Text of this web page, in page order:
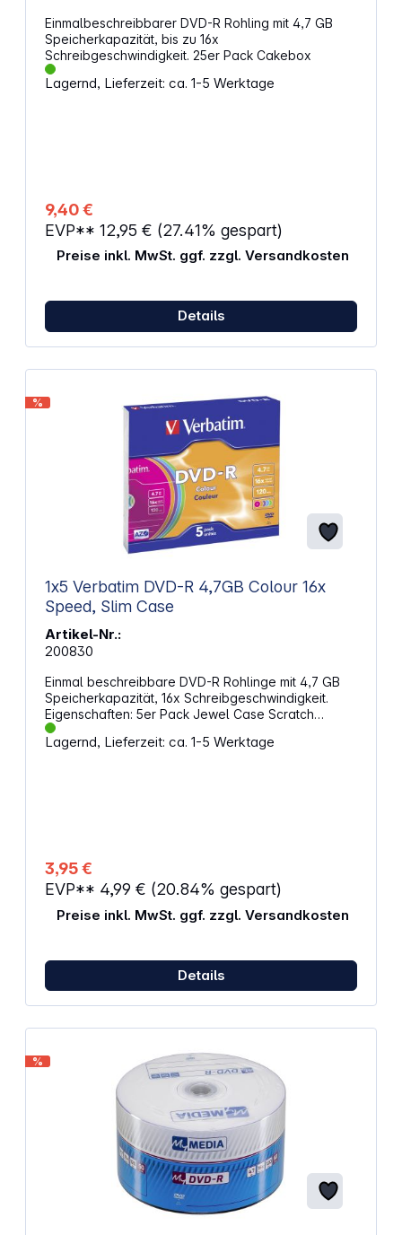
Einmalbeschreibbarer DVD-R Rohling mit 4,7 GB
Speicherkapazität, bis zu 16x
Schreibgeschwindigkeit. 25er Pack Cakebox
Lagernd, Lieferzeit: ca. 1-5 Werktage
9,40 €
EVP** 12,95 € (27.41% gespart)
Preise inkl. MwSt. ggf. zzgl. Versandkosten
Details
%
1x5 Verbatim DVD-R 4,7GB Colour 16x
Speed, Slim Case
Artikel-Nr.:
200830
Einmal beschreibbare DVD-R Rohlinge mit 4,7 GB
Speicherkapazität, 16x Schreibgeschwindigkeit.
Eigenschaften: 5er Pack Jewel Case Scratch
Lagernd, Lieferzeit: ca. 1-5 Werktage
3,95 €
EVP** 4,99 € (20.84% gespart)
Preise inkl. MwSt. ggf. zzgl. Versandkosten
Details
%